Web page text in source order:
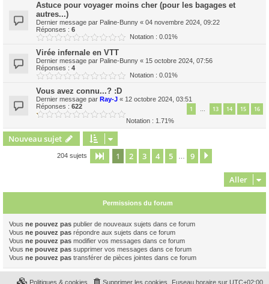
Astuce pour voyager moins cher (pour les bagages et
autres...)
Dernier message par Paline-Bunny « 04 novembre 2024, 09:22
Réponses : 6
Notation : 0.01%
Virée infernale en VTT
Dernier message par Paline-Bunny « 15 octobre 2024, 07:56
Réponses : 4
Notation : 0.01%
Vous avez connu...? :D
Dernier message par Ray-J « 12 octobre 2024, 03:51
Réponses : 622 1 … 13 14 15 16
Notation : 1.71%
Nouveau sujet
204 sujets Page 1sur9
1 2 3 4 5 9
Aller
Permissions du forum
Vous ne pouvez pas publier de nouveaux sujets dans ce forum
Vous ne pouvez pas répondre aux sujets dans ce forum
Vous ne pouvez pas modifier vos messages dans ce forum
Vous ne pouvez pas supprimer vos messages dans ce forum
Vous ne pouvez pas transférer de pièces jointes dans ce forum
Fuseau horaire sur UTC+02:00
Supprimer les cookies
Politiques & cookies